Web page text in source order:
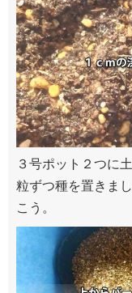
３号ポット２つに
粒ずつ種を置きま
こう。